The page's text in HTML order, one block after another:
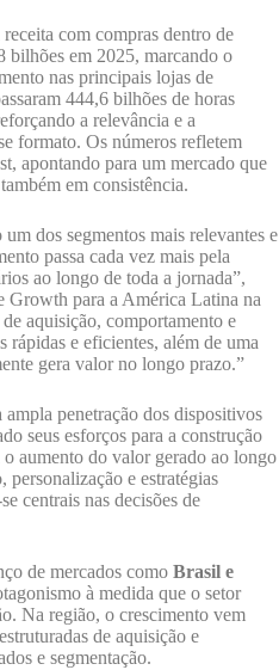
com compras dentro de
em 2025, marcando o
nas principais lojas de
444,6 bilhões de horas
a relevância e a
formato. Os números refletem
apontando para um mercado que
em consistência.
dos segmentos mais relevantes e
passa cada vez mais pela
ao longo de toda a jornada”,
Growth para a América Latina na
aquisição, comportamento e
rápidas e eficientes, além de uma
gera valor no longo prazo.”
penetração dos dispositivos
seus esforços para a construção
aumento do valor gerado ao longo
personalização e estratégias
centrais nas decisões de
de mercados como Brasil e
à medida que o setor
Na região, o crescimento vem
de aquisição e
e segmentação.